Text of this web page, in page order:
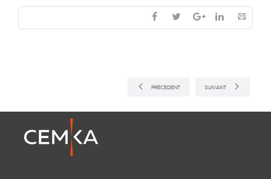
PRÉCEDENT SUIVANT